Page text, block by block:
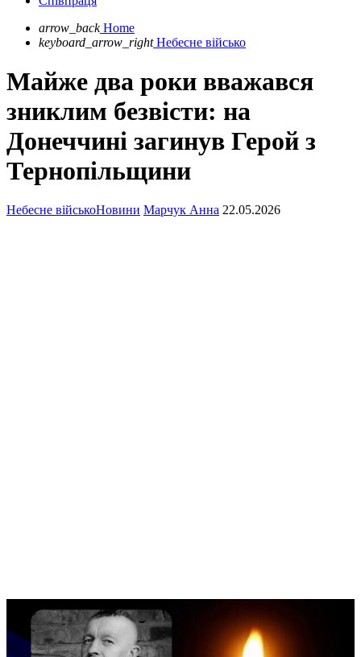
arrow_back Home
keyboard_arrow_right Небесне військо
Майже два роки вважався
зниклим безвісти: на
Донеччині загинув Герой з
Тернопільщини
Небесне військоНовини Марчук Анна 22.05.2026